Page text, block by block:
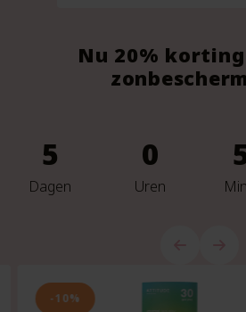
Nu 20%
5
Dagen
0
Uren
-10%